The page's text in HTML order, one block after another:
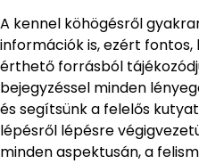
A kennel köhögésről
információk is, ezért fontos,
érthető forrásból
bejegyzéssel minden
és segítsünk a felelős
lépésről lépésre
minden aspektusán, a